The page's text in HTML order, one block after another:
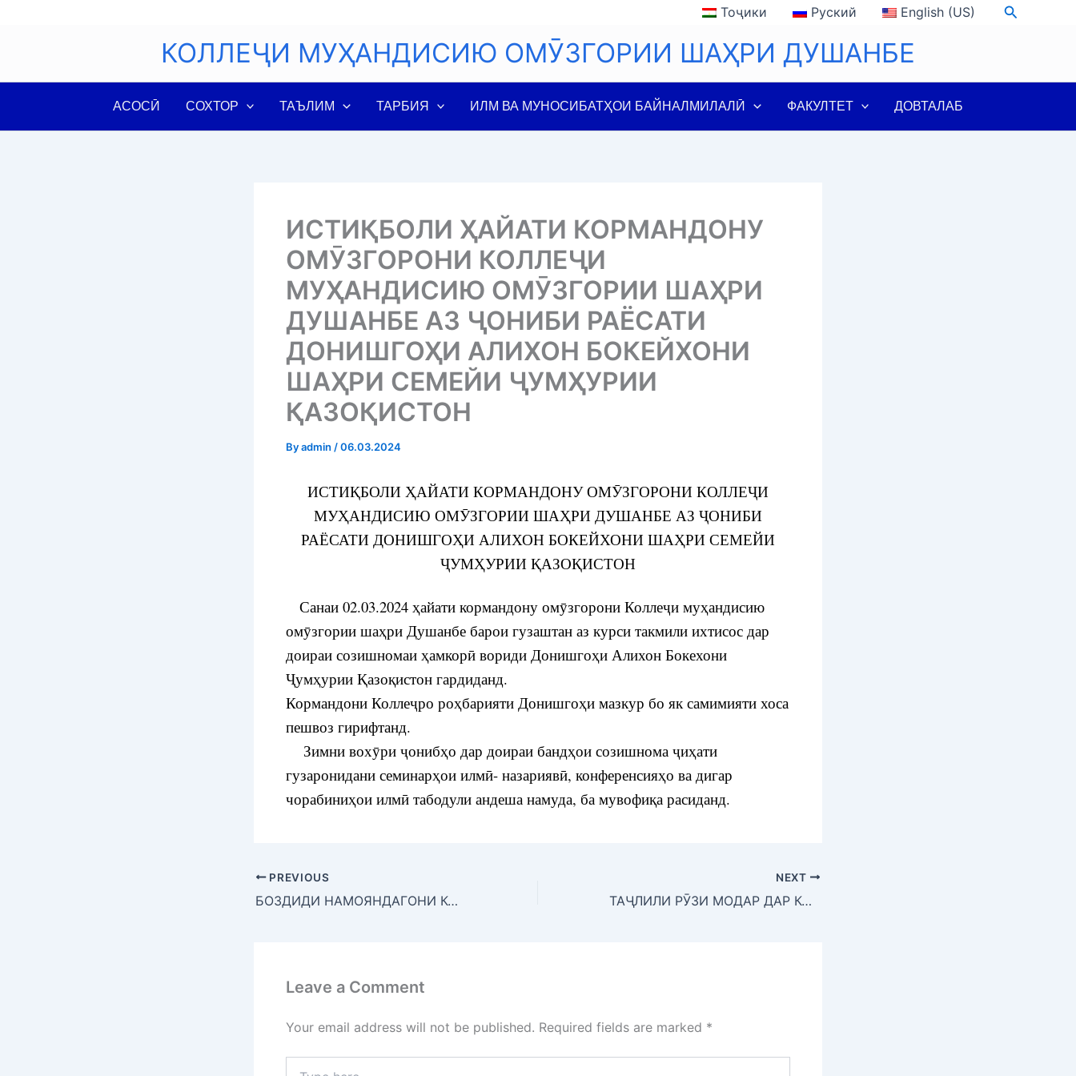
Тоҷики Руский English (US) Search
КОЛЛЕҶИ МУҲАНДИСИЮ ОМӮЗГОРИИ ШАҲРИ ДУШАНБЕ
АСОСӢ СОХТОР ТАЪЛИМ ТАРБИЯ ИЛМ ВА МУНОСИБАТҲОИ БАЙНАЛМИЛАЛӢ ФАКУЛТЕТ ДОВТАЛАБ
ИСТИҚБОЛИ ҲАЙАТИ КОРМАНДОНУ
ОМӮЗГОРОНИ КОЛЛЕҶИ
МУҲАНДИСИЮ ОМӮЗГОРИИ ШАҲРИ
ДУШАНБЕ АЗ ҶОНИБИ РАЁСАТИ
ДОНИШГОҲИ АЛИХОН БОКЕЙХОНИ
ШАҲРИ СЕМЕЙИ ҶУМҲУРИИ
ҚАЗОҚИСТОН
Byadmin /06.03.2024
ИСТИҚБОЛИ ҲАЙАТИ КОРМАНДОНУ ОМӮЗГОРОНИ КОЛЛЕҶИ
МУҲАНДИСИЮ ОМӮЗГОРИИ ШАҲРИ ДУШАНБЕ АЗ ҶОНИБИ
РАЁСАТИ ДОНИШГОҲИ АЛИХОН БОКЕЙХОНИ ШАҲРИ СЕМЕЙИ
ҶУМҲУРИИ ҚАЗОҚИСТОН
Санаи 02.03.2024 ҳайати кормандону омӯзгорони Коллеҷи муҳандисию
омӯзгории шаҳри Душанбе барои гузаштан аз курси такмили ихтисос дар
доираи созишномаи ҳамкорӣ вориди Донишгоҳи Алихон Бокехони
Ҷумҳурии Қазоқистон гардиданд.
Кормандони Коллеҷро роҳбарияти Донишгоҳи мазкур бо як самимияти хоса
пешвоз гирифтанд.
Зимни вохӯри ҷонибҳо дар доираи бандҳои созишнома ҷиҳати
гузаронидани семинарҳои илмӣ- назариявӣ, конференсияҳо ва дигар
чорабиниҳои илмӣ табодули андеша намуда, ба мувофиқа расиданд.
PREVIOUS
БОЗДИДИ НАМОЯНДАГОНИ КОЛЛЕҶИ МУҲАНДИСИЮ ОМӮЗГОРИИ ШАҲРИ ДУШАНБЕ АЗ МУАССИСАҲОИ ТАҲСИЛОТИ МИЁНАИ КАСБИИ ҶУМҲУРИИ ҚАЗОҚИСТОН
NEXT
ТАҶЛИЛИ РӮЗИ МОДАР ДАР КОЛЛЕҶИ МУҲАНДИСИЮ ОМӮЗГОРИИ ШАҲРИ ДУШАНБЕ
Leave a Comment
Your email address will not be published. Required fields are marked *